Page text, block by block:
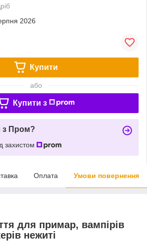
2026
Купити
або
Купити з
з Пром?
захистом
Оплата Умови повернення
для примар, вампірів
нежиті